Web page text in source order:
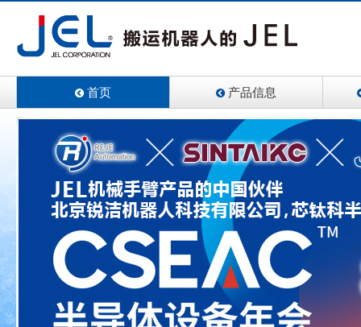
首页 产品信息